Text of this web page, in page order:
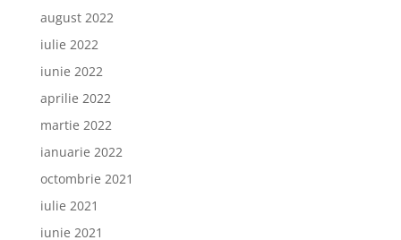
august 2022
iulie 2022
iunie 2022
aprilie 2022
martie 2022
ianuarie 2022
octombrie 2021
iulie 2021
iunie 2021